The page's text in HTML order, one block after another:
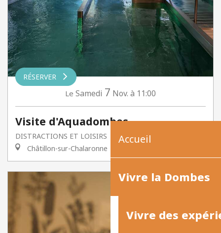
Accueil
Vivre la Dombes
Vivre des
RÉSERVER
Le Samedi 7 Nov. à 11:00
Visite d'Aquadombes
DISTRACTIONS ET LOISIRS
Châtillon-sur-Chalaronne